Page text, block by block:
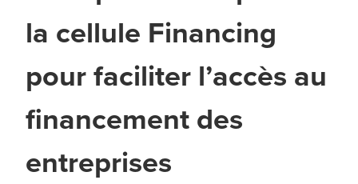
la cellule Financing
pour faciliter l’accès au
financement des
entreprises